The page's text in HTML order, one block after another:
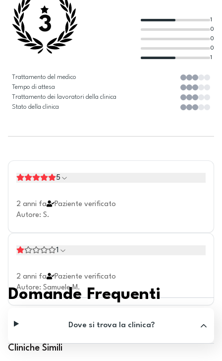
3
1
0
0
0
1
Trattamento del medico
Tempo di attesa
Trattamento dei lavoratori della clinica
Stato della clinica
5
2 anni fa
Paziente verificato
Autore: S.
1
2 anni fa
Paziente verificato
Autore: Samuele M.
Domande Frequenti
Dove si trova la clinica?
Cliniche Simili